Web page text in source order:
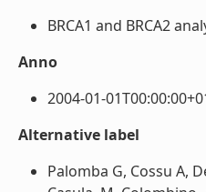
BRCA1 and BRCA2
Anno
2004-01-
Alternative label
Palomba G, Cossu A,